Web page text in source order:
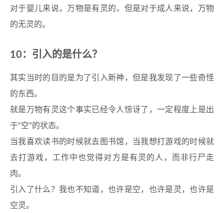
对于婴儿来说，万物是有灵的，但是对于成人来说，万物
的无灵的。
10：引入的是什么？
其实当时的目的是为了引入新神，但是我发现了一些奇怪
的东西。
就是万物有灵这个事实已经令人惊讶了，一定程度上是出
于“空”的状态。
当我喜欢读书的时候就去图书馆，当我想打游戏的时候就
去打游戏，工作中也觉得对方是有灵的人，而非行尸走
肉。
引入了什么？我也不知道，也许是空，也许是灵，也许是
空灵。